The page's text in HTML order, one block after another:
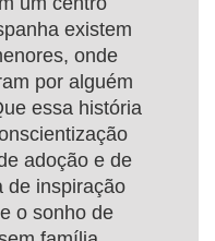
existem
onde
por alguém
essa história
adoção e de
de inspiração
o sonho de